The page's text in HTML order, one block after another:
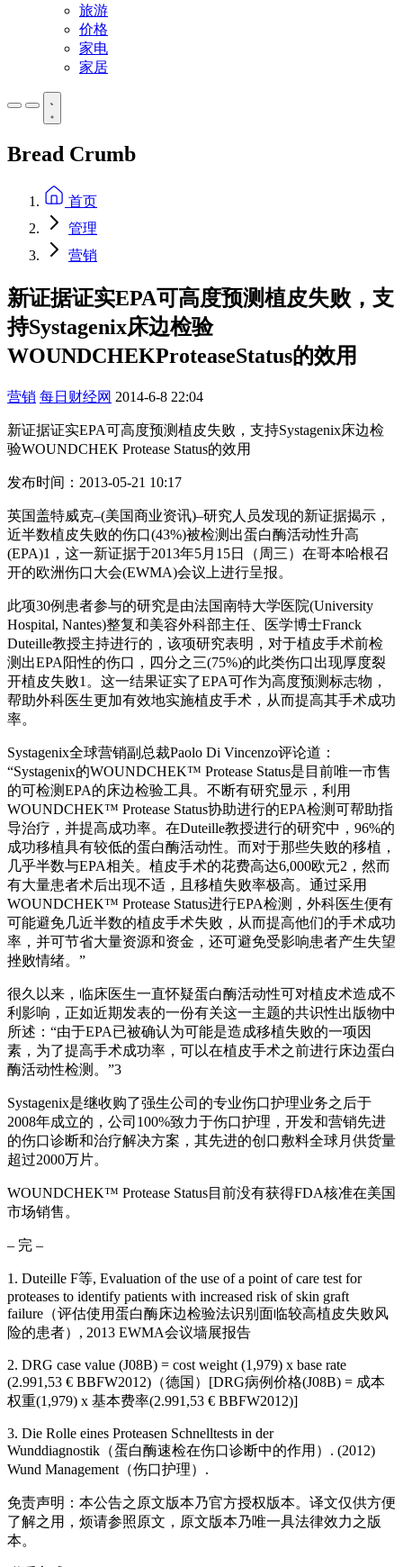
旅游
价格
家电
家居
Bread Crumb
首页
管理
营销
新证据证实EPA可高度预测植皮失败，支
持Systagenix床边检验
WOUNDCHEKProteaseStatus的效用
营销 每日财经网 2014-6-8 22:04
新证据证实EPA可高度预测植皮失败，支持Systagenix床边检
验WOUNDCHEK Protease Status的效用
发布时间：2013-05-21 10:17
英国盖特威克–(美国商业资讯)–研究人员发现的新证据揭示，
近半数植皮失败的伤口(43%)被检测出蛋白酶活动性升高
(EPA)1，这一新证据于2013年5月15日（周三）在哥本哈根召
开的欧洲伤口大会(EWMA)会议上进行呈报。
此项30例患者参与的研究是由法国南特大学医院(University
Hospital, Nantes)整复和美容外科部主任、医学博士Franck
Duteille教授主持进行的，该项研究表明，对于植皮手术前检
测出EPA阳性的伤口，四分之三(75%)的此类伤口出现厚度裂
开植皮失败1。这一结果证实了EPA可作为高度预测标志物，
帮助外科医生更加有效地实施植皮手术，从而提高其手术成功
率。
Systagenix全球营销副总裁Paolo Di Vincenzo评论道：
“Systagenix的WOUNDCHEK™ Protease Status是目前唯一市售
的可检测EPA的床边检验工具。不断有研究显示，利用
WOUNDCHEK™ Protease Status协助进行的EPA检测可帮助指
导治疗，并提高成功率。在Duteille教授进行的研究中，96%的
成功移植具有较低的蛋白酶活动性。而对于那些失败的移植，
几乎半数与EPA相关。植皮手术的花费高达6,000欧元2，然而
有大量患者术后出现不适，且移植失败率极高。通过采用
WOUNDCHEK™ Protease Status进行EPA检测，外科医生便有
可能避免几近半数的植皮手术失败，从而提高他们的手术成功
率，并可节省大量资源和资金，还可避免受影响患者产生失望
挫败情绪。”
很久以来，临床医生一直怀疑蛋白酶活动性可对植皮术造成不
利影响，正如近期发表的一份有关这一主题的共识性出版物中
所述：“由于EPA已被确认为可能是造成移植失败的一项因
素，为了提高手术成功率，可以在植皮手术之前进行床边蛋白
酶活动性检测。”3
Systagenix是继收购了强生公司的专业伤口护理业务之后于
2008年成立的，公司100%致力于伤口护理，开发和营销先进
的伤口诊断和治疗解决方案，其先进的创口敷料全球月供货量
超过2000万片。
WOUNDCHEK™ Protease Status目前没有获得FDA核准在美国
市场销售。
– 完 –
1. Duteille F等, Evaluation of the use of a point of care test for
proteases to identify patients with increased risk of skin graft
failure（评估使用蛋白酶床边检验法识别面临较高植皮失败风
险的患者）, 2013 EWMA会议墙展报告
2. DRG case value (J08B) = cost weight (1,979) x base rate
(2.991,53 € BBFW2012)（德国）[DRG病例价格(J08B) = 成本
权重(1,979) x 基本费率(2.991,53 € BBFW2012)]
3. Die Rolle eines Proteasen Schnelltests in der
Wunddiagnostik（蛋白酶速检在伤口诊断中的作用）. (2012)
Wund Management（伤口护理）.
免责声明：本公告之原文版本乃官方授权版本。译文仅供方便
了解之用，烦请参照原文，原文版本乃唯一具法律效力之版
本。